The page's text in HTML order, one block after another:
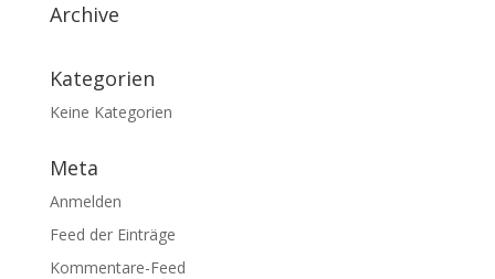
Archive
Kategorien
Keine Kategorien
Meta
Anmelden
Feed der Einträge
Kommentare-Feed